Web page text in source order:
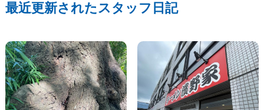
最近更新されたスタッフ日記